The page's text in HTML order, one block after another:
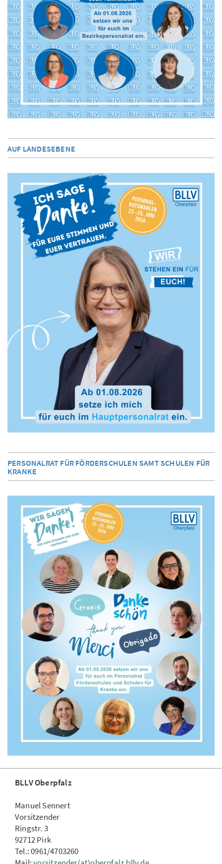
AUF LANDESEBENE
PERSONALRAT FÜR FÖRDERSCHULEN SAMT SCHULEN FÜR
KRANKE
BLLV Oberpfalz
Manuel Sennert
Vorsitzender
Ringstr. 3
92712 Pirk
Tel.: 0961/4703260